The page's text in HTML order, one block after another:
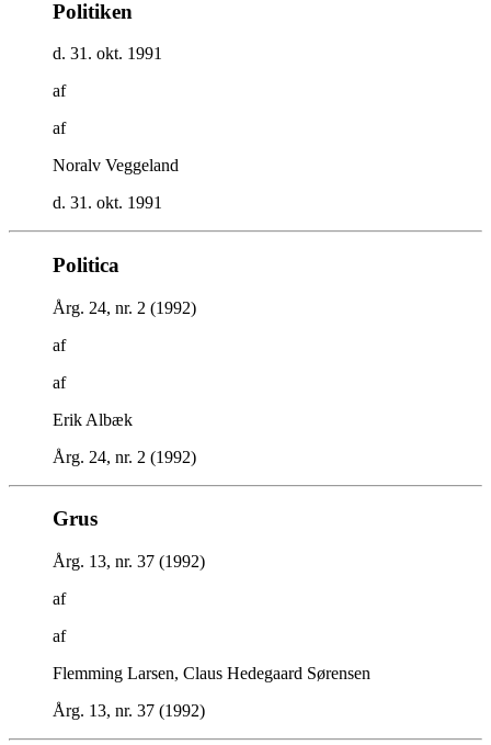
Politiken
d. 31. okt. 1991
af
af
Noralv Veggeland
d. 31. okt. 1991
Politica
Årg. 24, nr. 2 (1992)
af
af
Erik Albæk
Årg. 24, nr. 2 (1992)
Grus
Årg. 13, nr. 37 (1992)
af
af
Flemming Larsen, Claus Hedegaard Sørensen
Årg. 13, nr. 37 (1992)